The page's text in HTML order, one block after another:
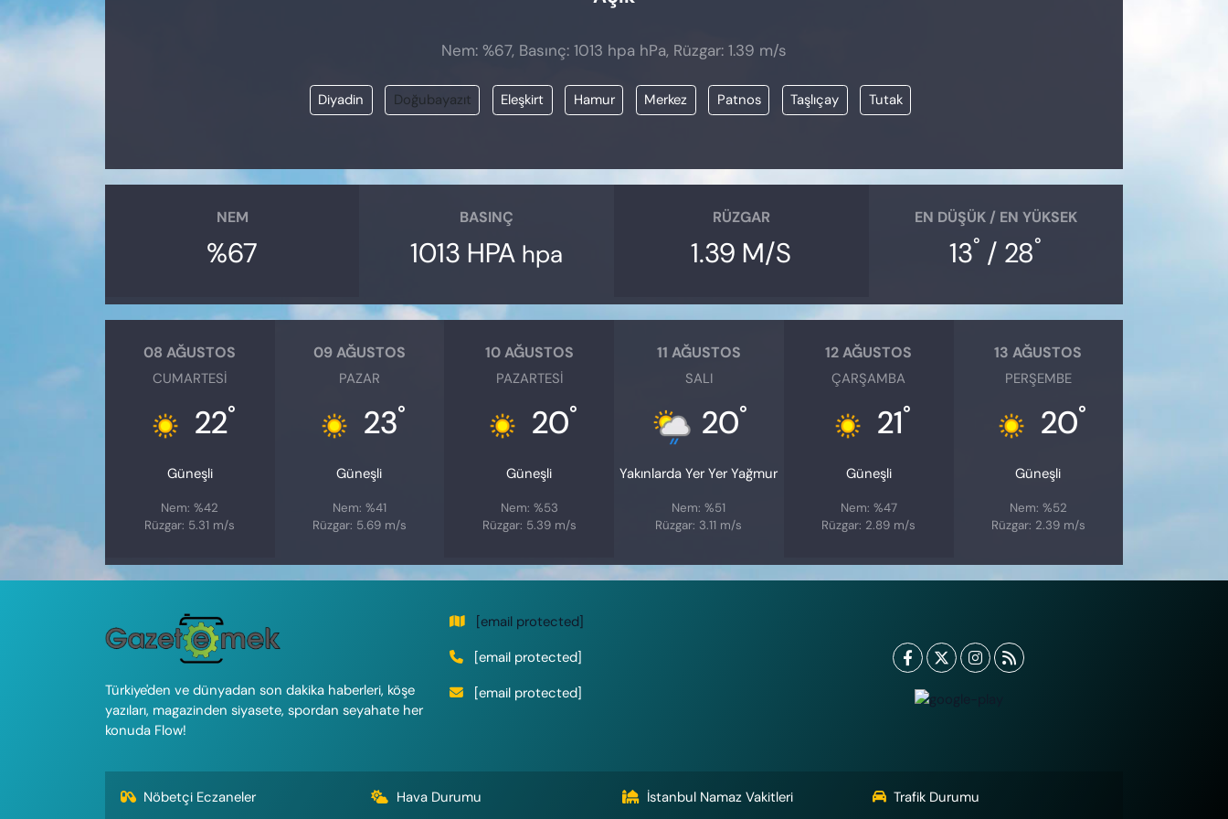
Nem: %67, Basınç: 1013 hpa hPa, Rüzgar: 1.39 m/s
Diyadin Doğubayazıt Eleşkirt Hamur Merkez Patnos Taşlıçay Tutak
NEM
%67
BASINÇ
1013 HPA hpa
RÜZGAR
1.39 M/S
EN DÜŞÜK / EN YÜKSEK
13° / 28°
08 AĞUSTOS
CUMARTESI
22°
Güneşli
Nem: %42
Rüzgar: 5.31 m/s
09 AĞUSTOS
PAZAR
23°
Güneşli
Nem: %41
Rüzgar: 5.69 m/s
10 AĞUSTOS
PAZARTESI
20°
Güneşli
Nem: %53
Rüzgar: 5.39 m/s
11 AĞUSTOS
SALI
20°
Yakınlarda Yer Yer Yağmur
Nem: %51
Rüzgar: 3.11 m/s
12 AĞUSTOS
ÇARŞAMBA
21°
Güneşli
Nem: %47
Rüzgar: 2.89 m/s
13 AĞUSTOS
PERŞEMBE
20°
Güneşli
Nem: %52
Rüzgar: 2.39 m/s
Türkiye'den ve dünyadan son dakika haberleri, köşe
yazıları, magazinden siyasete, spordan seyahate her
konuda Flow!
[email protected]
[email protected]
[email protected]
Nöbetçi Eczaneler Hava Durumu İstanbul Namaz Vakitleri Trafik Durumu
KADIN
VAN VE DİYARBAKIR HABERLERİ